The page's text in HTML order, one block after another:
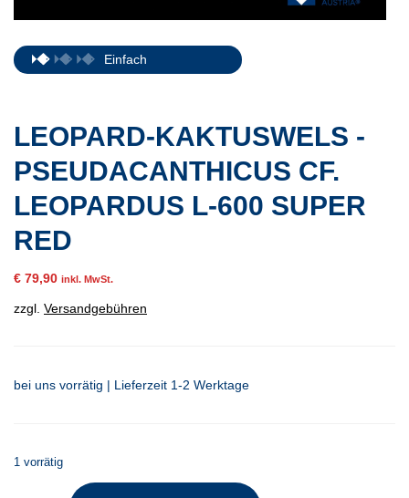
Einfach
LEOPARD-KAKTUSWELS -
PSEUDACANTHICUS CF.
LEOPARDUS L-600 SUPER
RED
€ 79,90 inkl. MwSt.
zzgl. Versandgebühren
bei uns vorrätig | Lieferzeit 1-2 Werktage
1 vorrätig